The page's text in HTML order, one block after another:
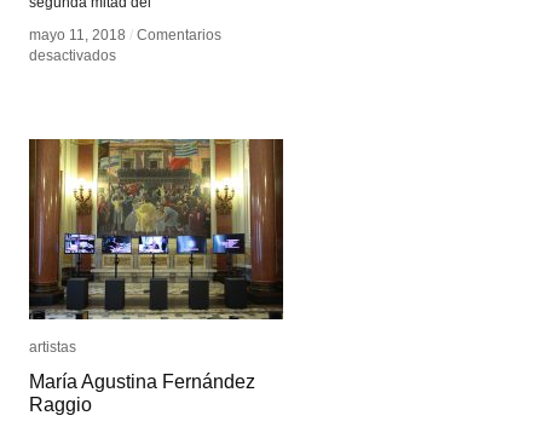
mayo 11, 2018 / Comentarios
desactivadosen
mayo 11, 2018 / Comentarios
desactivadosen
artistas
María Agustina Fernández
Raggio
artistas
María Agustina Fernández
Raggio